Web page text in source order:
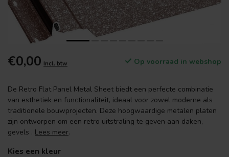
€0,00 Incl. btw Op voorraad in webshop
De Retro Flat Panel Metal Sheet biedt een perfecte combinatie
van esthetiek en functionaliteit, ideaal voor zowel moderne als
traditionele bouwprojecten. Deze hoogwaardige metalen platen
zijn ontworpen om een retro uitstraling te geven aan daken,
gevels . Lees meer.
Kies een kleur